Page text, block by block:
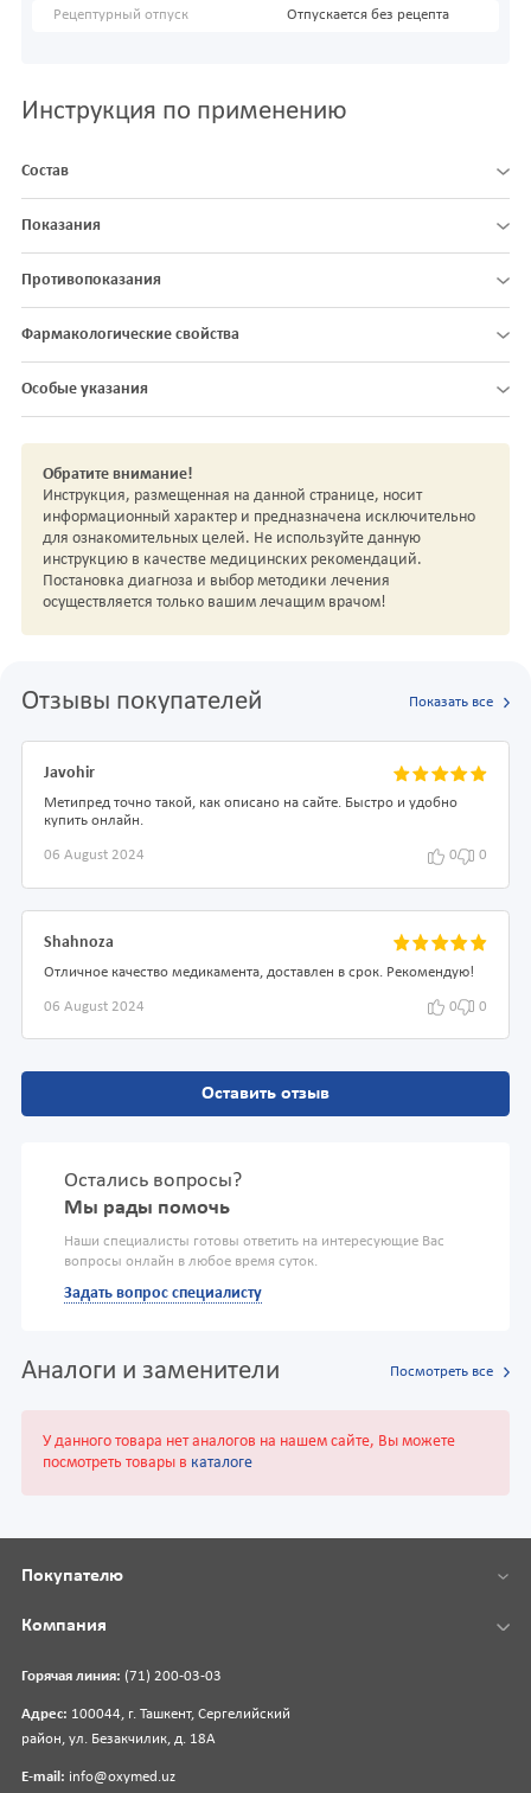
Рецептурный отпуск Отпускается без рецепта
Инструкция по применению
Состав
Показания
Противопоказания
Фармакологические свойства
Особые указания
Обратите внимание!
Инструкция, размещенная на данной странице, носит
информационный характер и предназначена исключительно
для ознакомительных целей. Не используйте данную
инструкцию в качестве медицинских рекомендаций.
Постановка диагноза и выбор методики лечения
осуществляется только вашим лечащим врачом!
Отзывы покупателей Показать все
Javohir
Метипред точно такой, как описано на сайте. Быстро и удобно
купить онлайн.
06 August 2024 0 0
Shahnoza
Отличное качество медикамента, доставлен в срок. Рекомендую!
06 August 2024 0 0
Оставить отзыв
Остались вопросы?
Мы рады помочь
Наши специалисты готовы ответить на интересующие Вас
вопросы онлайн в любое время суток.
Задать вопрос специалисту
Аналоги и заменители Посмотреть все
У данного товара нет аналогов на нашем сайте, Вы можете
посмотреть товары в каталоге
Горячая линия: (71) 200-03-03
Адрес: 100044, г. Ташкент, Сергелийский
район, ул. Безакчилик, д. 18А
E-mail: info@oxymed.uz
Покупателю
Компания